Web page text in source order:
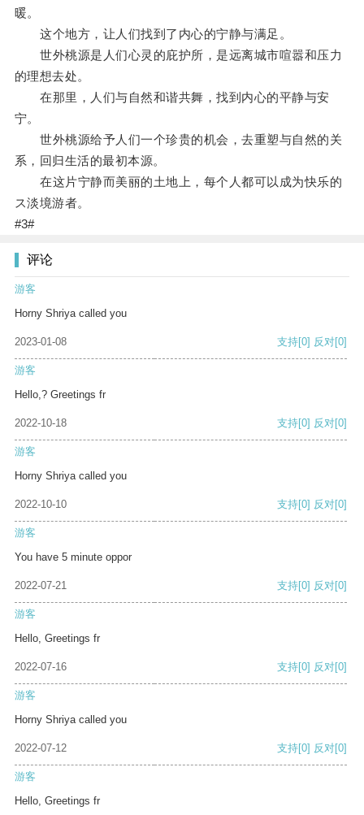
暖。
这个地方，让人们找到了内心的宁静与满足。
世外桃源是人们心灵的庇护所，是远离城市喧嚣和压力
的理想去处。
在那里，人们与自然和谐共舞，找到内心的平静与安
宁。
世外桃源给予人们一个珍贵的机会，去重塑与自然的关
系，回归生活的最初本源。
在这片宁静而美丽的土地上，每个人都可以成为快乐的
ス淡境游者。
#3#
评论
游客
Horny Shriya called you
2023-01-08 支持[0] 反对[0]
游客
Hello,? Greetings fr
2022-10-18 支持[0] 反对[0]
游客
Horny Shriya called you
2022-10-10 支持[0] 反对[0]
游客
You have 5 minute oppor
2022-07-21 支持[0] 反对[0]
游客
Hello, Greetings fr
2022-07-16 支持[0] 反对[0]
游客
Horny Shriya called you
2022-07-12 支持[0] 反对[0]
游客
Hello, Greetings fr